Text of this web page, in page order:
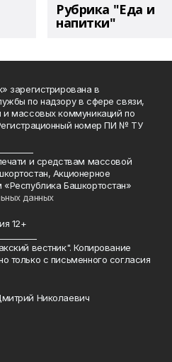
Рубрика "Еда и
напитки"
зарегистрирована в
по надзору в сфере связи,
и массовых коммуникаций по
номер ПИ № ТУ
и средствам массовой
Акционерное
Башкортостан»
данных
12+
вестник". Копирование
только с письменного согласия
Николаевич